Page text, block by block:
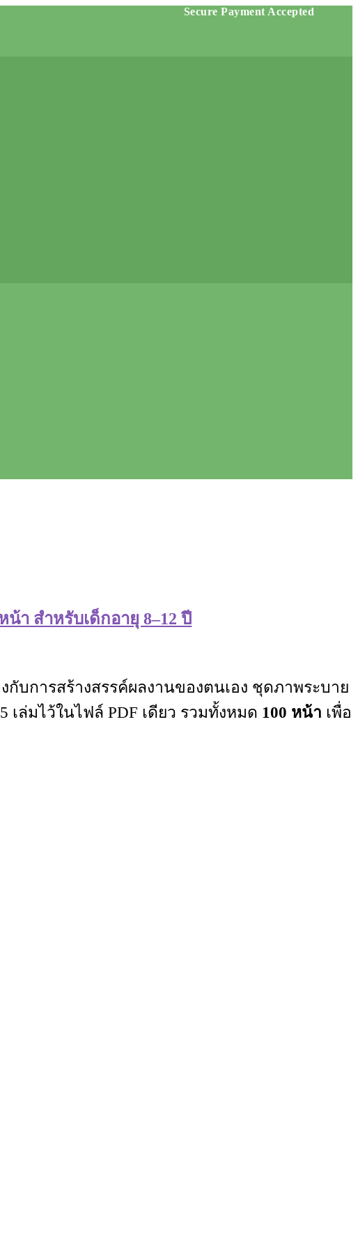
า สำหรับเด็กอายุ 8–12 ปี
กับการสร้างสรรค์ผลงานของตนเอง ชุดภาพระบาย
ล่มไว้ในไฟล์ PDF เดียว รวมทั้งหมด 100 หน้า เพื่อ